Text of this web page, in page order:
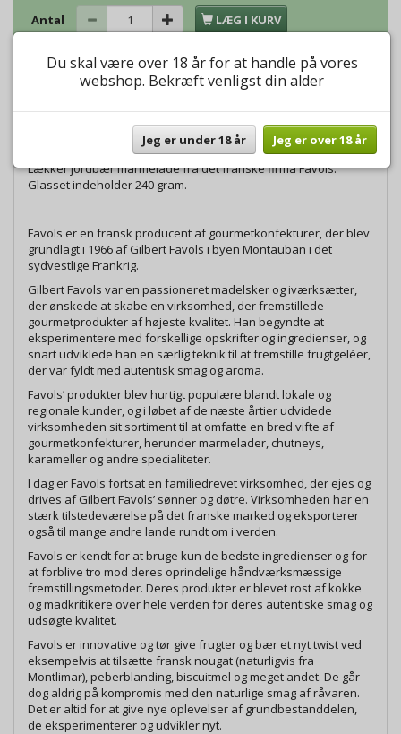
Antal LÆG I KURV
Tilføj ønskeliste
Andre købte også Anmeldelser
Lækker jordbær marmelade fra det franske firma Favols.
Glasset indeholder 240 gram.
Favols er en fransk producent af gourmetkonfekturer, der blev
grundlagt i 1966 af Gilbert Favols i byen Montauban i det
sydvestlige Frankrig.
Gilbert Favols var en passioneret madelsker og iværksætter,
der ønskede at skabe en virksomhed, der fremstillede
gourmetprodukter af højeste kvalitet. Han begyndte at
eksperimentere med forskellige opskrifter og ingredienser, og
snart udviklede han en særlig teknik til at fremstille frugtgeléer,
der var fyldt med autentisk smag og aroma.
Favols’ produkter blev hurtigt populære blandt lokale og
regionale kunder, og i løbet af de næste årtier udvidede
virksomheden sit sortiment til at omfatte en bred vifte af
gourmetkonfekturer, herunder marmelader, chutneys,
karameller og andre specialiteter.
I dag er Favols fortsat en familiedrevet virksomhed, der ejes og
drives af Gilbert Favols’ sønner og døtre. Virksomheden har en
stærk tilstedeværelse på det franske marked og eksporterer
også til mange andre lande rundt om i verden.
Favols er kendt for at bruge kun de bedste ingredienser og for
at forblive tro mod deres oprindelige håndværksmæssige
fremstillingsmetoder. Deres produkter er blevet rost af kokke
og madkritikere over hele verden for deres autentiske smag og
udsøgte kvalitet.
Favols er innovative og tør give frugter og bær et nyt twist ved
eksempelvis at tilsætte fransk nougat (naturligvis fra
Montlimar), peberblanding, biscuitmel og meget andet. De går
dog aldrig på kompromis med den naturlige smag af råvaren.
Det er altid for at give nye oplevelser af grundbestanddelen,
de eksperimenterer og udvikler nyt.
Du skal være over 18 år for at handle på vores
webshop. Bekræft venligst din alder
Jeg er under 18 år Jeg er over 18 år